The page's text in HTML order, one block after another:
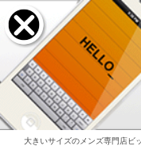
大きいサイズのメンズ専門店ビ